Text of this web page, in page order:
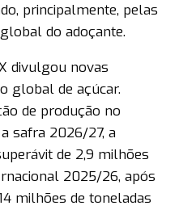
principalmente, pelas
do adoçante.
divulgou novas
global de açúcar.
de produção no
safra 2026/27, a
de 2,9 milhões
2025/26, após
milhões de toneladas